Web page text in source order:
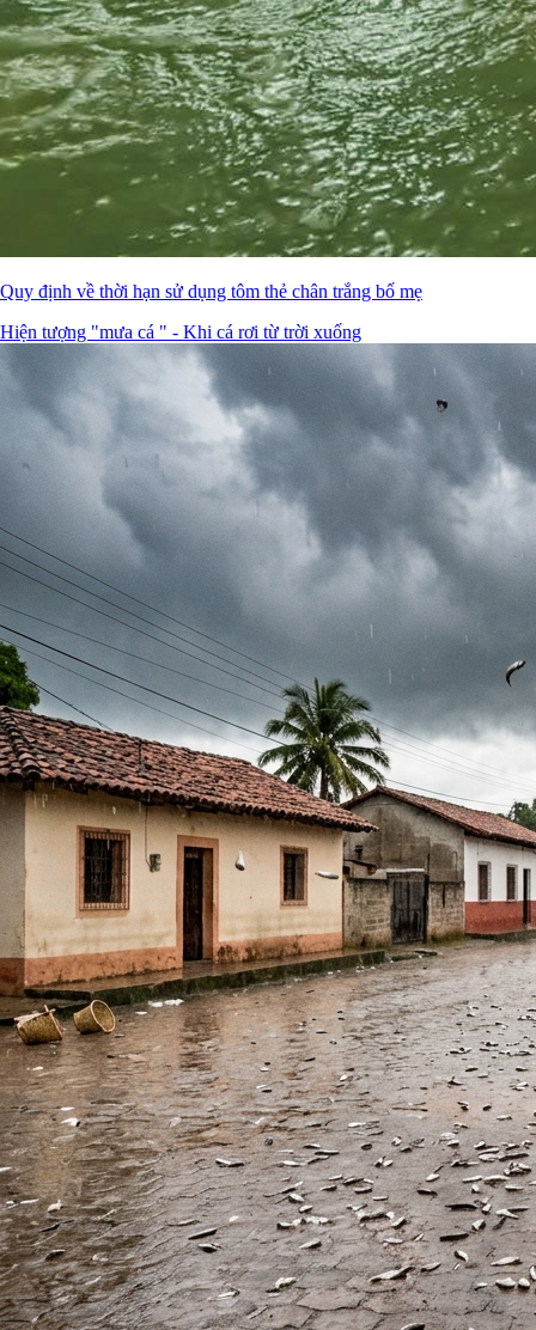
Quy định về thời hạn sử dụng tôm thẻ chân trắng bố mẹ
Hiện tượng "mưa cá " - Khi cá rơi từ trời xuống